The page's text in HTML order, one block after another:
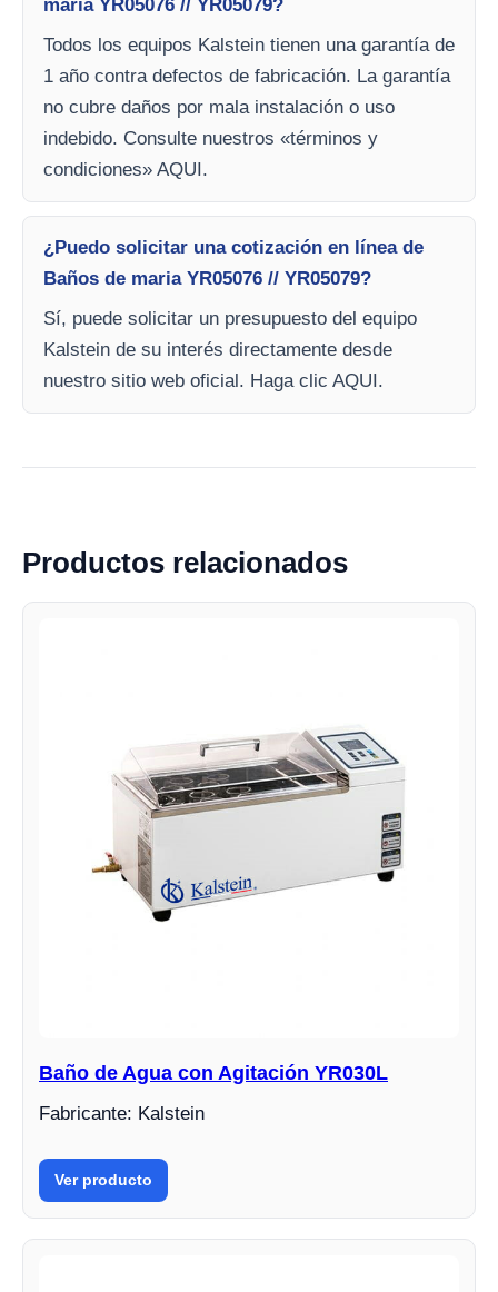
maria YR05076 // YR05079?
Todos los equipos Kalstein tienen una garantía de
1 año contra defectos de fabricación. La garantía
no cubre daños por mala instalación o uso
indebido. Consulte nuestros «términos y
condiciones» AQUI.
¿Puedo solicitar una cotización en línea de
Baños de maria YR05076 // YR05079?
Sí, puede solicitar un presupuesto del equipo
Kalstein de su interés directamente desde
nuestro sitio web oficial. Haga clic AQUI.
Productos relacionados
Baño de Agua con Agitación YR030L
Fabricante: Kalstein
Ver producto